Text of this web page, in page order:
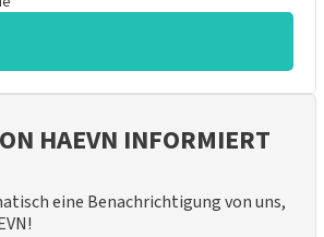
HAEVN INFORMIERT
eine Benachrichtigung von uns,